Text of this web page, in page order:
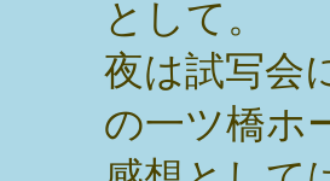
として。
夜は試写会
の一ツ橋ホ